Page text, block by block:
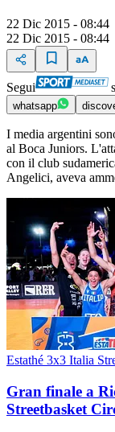
22 Dic 2015 - 08:44
22 Dic 2015 - 08:44
Segui
whatsapp
I media argentini
al Boca Juniors.
con il club
Angelici, aveva
Estathé 3x3 Italia
Gran finale a
Streetbasket